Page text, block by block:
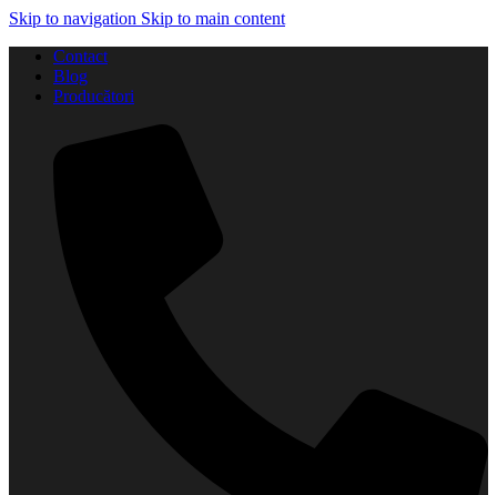
Skip to navigation Skip to main content
Contact
Blog
Producători